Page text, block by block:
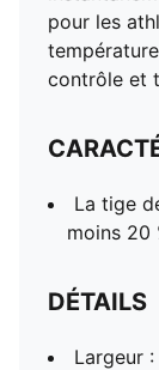
pour les
contrôle et
La tige
moins 20
DÉTAILS
Largeur